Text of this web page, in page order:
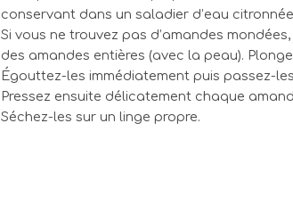
conservant dans un saladier d’eau
Si vous ne trouvez pas d’amandes
des amandes entières (avec la peau).
Égouttez-les immédiatement puis passez-
Pressez ensuite délicatement chaque
Séchez-les sur un linge propre.